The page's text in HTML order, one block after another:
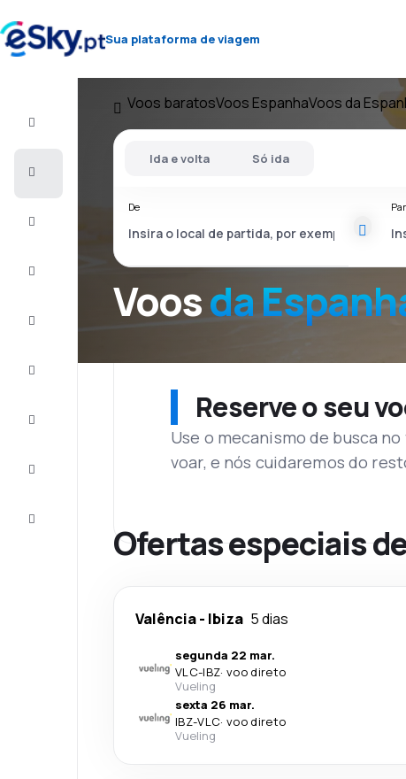
Sua plataforma de viagem
Voos baratosVoos EspanhaVoos da
Voosda
Ida e volta Só ida
De
Reserve o seu
Use o mecanismo de busca
voar, e nós cuidaremos do
Ofertas especiais
Valência- Ibiza 5 dias
segunda 22 mar.
VLC-IBZ· voo direto
Vueling
sexta 26 mar.
IBZ-VLC· voo direto
Vueling